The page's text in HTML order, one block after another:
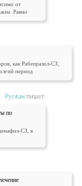
от
Равно
как Рабепразол-СЗ,
период
Руслан пишет:
по
СЗ, в